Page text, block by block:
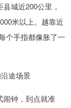
城近200公里，
米以上。越靠近
个手指都像胀了一
途场景
闹钟，到点就准